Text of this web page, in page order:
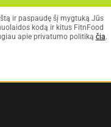
ir paspaudę šį mygtuką Jūs
kodą ir kitus FitnFood
apie privatumo politiką čia.